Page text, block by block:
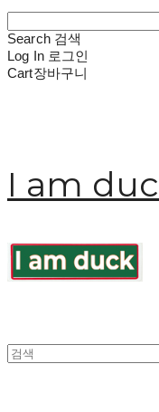
Search 검색
Log In 로그인
Cart장바구니
I am